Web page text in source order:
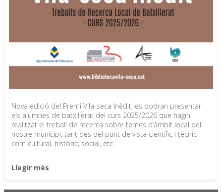
Nova edició del Premi Vila-seca Inèdit, es podran presentar
els alumnes de batxillerat del curs 2025/2026 que hagin
realitzat el treball de recerca sobre temes d’àmbit local del
nostre municipi, tant des del punt de vista científic i tècnic
com cultural, històric, social, etc.
Llegir més